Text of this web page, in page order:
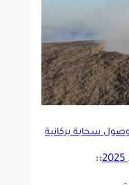
سحابة بركانية
::